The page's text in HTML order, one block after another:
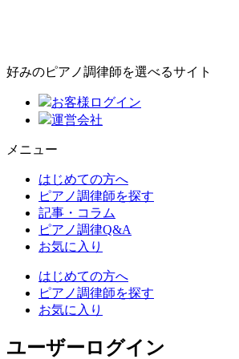
好みのピアノ調律師を選べるサイト
お客様ログイン
運営会社
メニュー
はじめての方へ
ピアノ調律師を探す
記事・コラム
ピアノ調律Q&A
お気に入り
はじめての方へ
ピアノ調律師を探す
お気に入り
ユーザーログイン